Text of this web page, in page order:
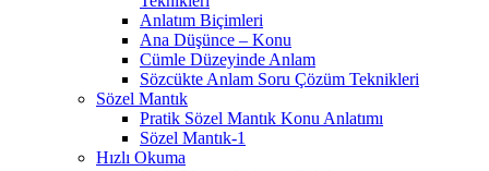
Anlatım Biçimleri
Ana Düşünce – Konu
Cümle Düzeyinde Anlam
Sözcükte Anlam Soru Çözüm Teknikleri
Sözel Mantık
Pratik Sözel Mantık Konu Anlatımı
Sözel Mantık-1
Hızlı Okuma